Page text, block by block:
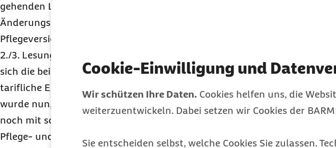
Cookie-Einwilligung und
Wir schützen Ihre Daten. Cookies helfen uns, die
weiterzuentwickeln. Dabei setzen wir Cookies der
Sie entscheiden selbst, welche Cookies Sie zulassen.
gehenden Legislaturperiode im Bereich Gesundheit. In Form von
Änderungsanträgen gelangten noch einige Reformmaßnahmen zur
Pflegeversicherung in das große „Omnibus“-Gesetz, das am 11.06.2021 in
2./3. Lesung vom Bundestag beschlossen wurde. Bis zuletzt war strittig, ob
sich die beiden Ressorts Gesundheit sowie Arbeit und Soziales auf eine
tarifliche Entlohnung von Pflegekräften einigen würden. Beschlossen
wurde nun, dass Pflegekassen ab dem 01.09.2022 Versorgungsverträge
noch mit solchen Pflegeeinrichtungen abschließen dürfen, die ihren
Pflege- und Betreuungskräften eine Entlohnung zahlen, die in